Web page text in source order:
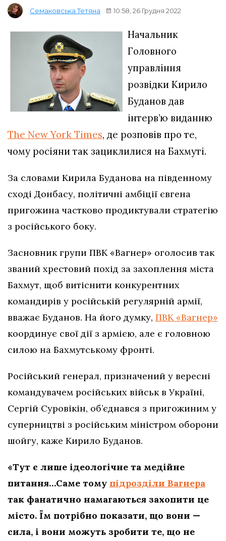
Семаковська Тетяна 10:58, 26 Грудня 2022
Начальник
Головного
управління
розвідки Кирило
Буданов дав
інтерв’ю виданню
The New York Times, де розповів про те,
чому росіяни так зациклилися на Бахмуті.
За словами Кирила Буданова на південному
сході Донбасу, політичні амбіції євгена
пригожина частково продиктували стратегію
з російського боку.
Засновник групи ПВК «Вагнер» оголосив так
званий хрестовий похід за захоплення міста
Бахмут, щоб витіснити конкурентних
командирів у російській регулярній армії,
вважає Буданов. На його думку, ПВК «Вагнер»
координує свої дії з армією, але є головною
силою на Бахмутському фронті.
Російський генерал, призначений у вересні
командувачем російських військ в Україні,
Сергій Суровікін, об’єднався з пригожиним у
суперництві з російським міністром оборони
шойгу, каже Кирило Буданов.
«Тут є лише ідеологічне та медійне
питання…Саме тому підрозділи Вагнера
так фанатично намагаються захопити це
місто. Їм потрібно показати, що вони —
сила, і вони можуть зробити те, що не